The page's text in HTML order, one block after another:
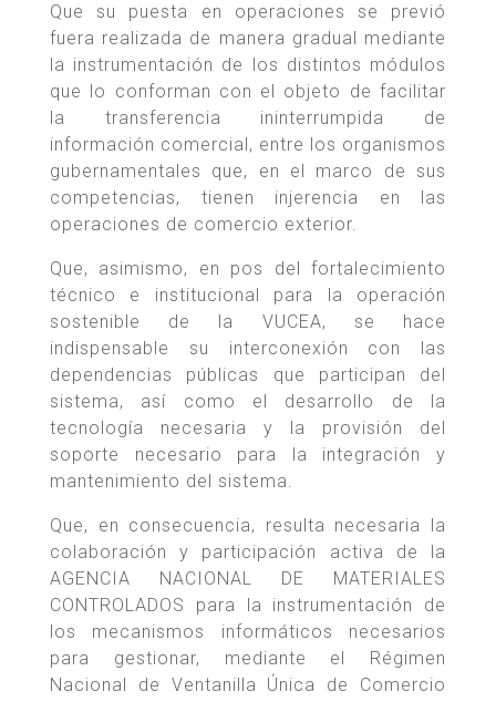
Que su puesta en operaciones se previó
fuera realizada de manera gradual mediante
la instrumentación de los distintos módulos
que lo conforman con el objeto de facilitar
la transferencia ininterrumpida de
información comercial, entre los organismos
gubernamentales que, en el marco de sus
competencias, tienen injerencia en las
operaciones de comercio exterior.
Que, asimismo, en pos del fortalecimiento
técnico e institucional para la operación
sostenible de la VUCEA, se hace
indispensable su interconexión con las
dependencias públicas que participan del
sistema, así como el desarrollo de la
tecnología necesaria y la provisión del
soporte necesario para la integración y
mantenimiento del sistema.
Que, en consecuencia, resulta necesaria la
colaboración y participación activa de la
AGENCIA NACIONAL DE MATERIALES
CONTROLADOS para la instrumentación de
los mecanismos informáticos necesarios
para gestionar, mediante el Régimen
Nacional de Ventanilla Única de Comercio